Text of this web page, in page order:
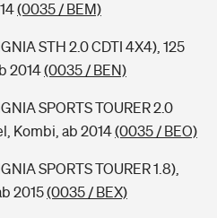
(0035 / BEM)
STH 2.0 CDTI 4X4), 125
2014(0035 / BEN)
SPORTS TOURER 2.0
Kombi, ab 2014(0035 / BEO)
SPORTS TOURER 1.8),
2015(0035 / BEX)